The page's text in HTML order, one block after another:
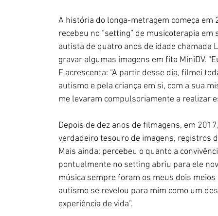
A história do longa-metragem começa
recebeu no “setting” de musicoterapia
autista de quatro anos de idade chamada
gravar algumas imagens em fita MiniDV.
E acrescenta: “A partir desse dia, filmei
autismo e pela criança em si, com a sua
me levaram compulsoriamente a realizar
Depois de dez anos de filmagens, em
verdadeiro tesouro de imagens, registros
Mais ainda: percebeu o quanto a
pontualmente no setting abriu para ele
música sempre foram os meus dois
autismo se revelou para mim como um
experiência de vida”.